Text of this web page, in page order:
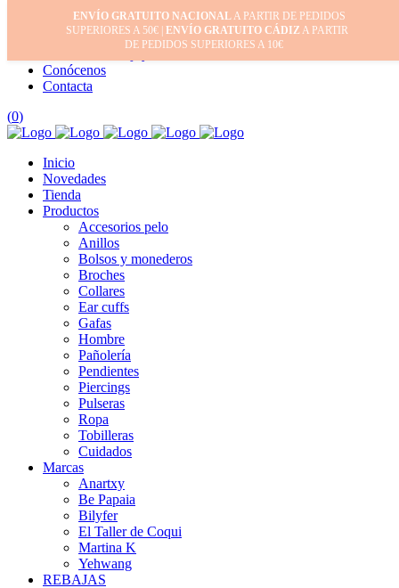
Inicio
Mi cuenta
Conócenos
Contacta
(0)
Inicio
Novedades
Tienda
Productos
Accesorios pelo
Anillos
Bolsos y monederos
Broches
Collares
Ear cuffs
Gafas
Hombre
Pañolería
Pendientes
Piercings
Pulseras
Ropa
Tobilleras
Cuidados
Marcas
Anartxy
Be Papaia
Bilyfer
El Taller de Coqui
Martina K
Yehwang
REBAJAS
ENVÍO GRATUITO NACIONALA PARTIR DE PEDIDOS
SUPERIORES A 50€ | ENVÍO GRATUITO CÁDIZA PARTIR
DE PEDIDOS SUPERIORES A 10€